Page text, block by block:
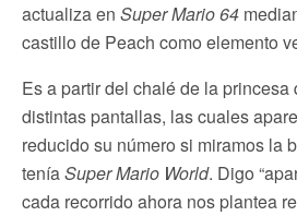
actualiza en Super Mario 64
castillo de Peach como elemento
Es a partir del chalé de la princesa
distintas pantallas, las cuales
reducido su número si miramos la
teníaSuper Mario World. Digo
cada recorrido ahora nos plantea